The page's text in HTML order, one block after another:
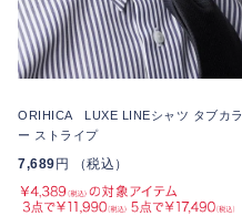
ORIHICA LUXE LINEシャツ タブカラ
ー ストライプ
7,689 円 （税込）